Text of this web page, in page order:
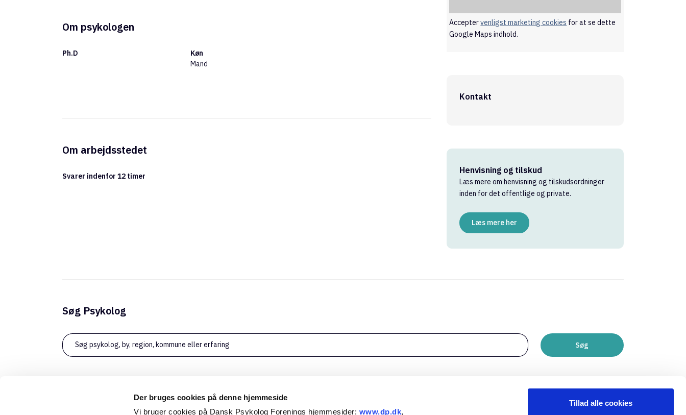
Der bruges cookies på denne hjemmeside
Vi bruger cookies på Dansk Psykolog Forenings hjemmesider: www.dp.dk,
Tillad alle cookies
Om psykologen
Ph.D
Køn
Mand
Om arbejdsstedet
Svarer indenfor 12 timer
Acceptervenligst marketing cookies for at se dette
Google Maps indhold.
Kontakt
Henvisning og tilskud
Læs mere om henvisning og tilskudsordninger
inden for det offentlige og private.
Læs mere her
Søg Psykolog
Søg psykolog, by, region, kommune eller erfaring Søg